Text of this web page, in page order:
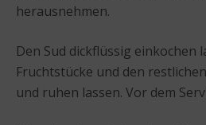
herausnehmen.
Den Sud dickflüssig einkochen
Fruchtstücke und den
und ruhen lassen. Vor dem